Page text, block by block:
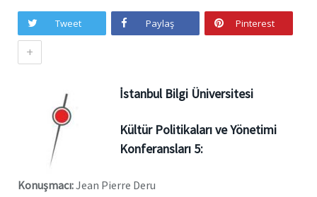
Tweet Paylaş Pinterest
+
İstanbul Bilgi Üniversitesi
Kültür Politikaları ve Yönetimi
Konferansları 5:
Konuşmacı:Jean Pierre Deru